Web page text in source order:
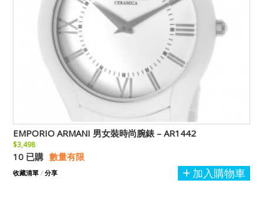
EMPORIO ARMANI 男女裝時尚腕錶 – AR1442
$3,498
10 已購 數量有限
加入購物車
收藏清單 / 分享